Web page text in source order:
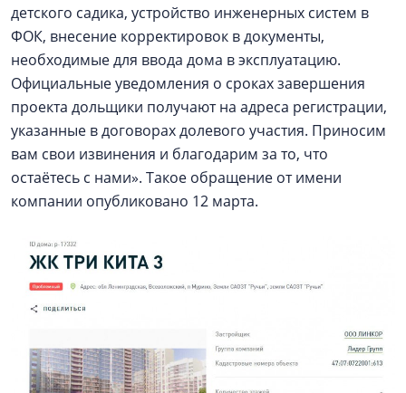
детского садика, устройство инженерных систем в
ФОК, внесение корректировок в документы,
необходимые для ввода дома в эксплуатацию.
Официальные уведомления о сроках завершения
проекта дольщики получают на адреса регистрации,
указанные в договорах долевого участия. Приносим
вам свои извинения и благодарим за то, что
остаётесь с нами». Такое обращение от имени
компании опубликовано 12 марта.